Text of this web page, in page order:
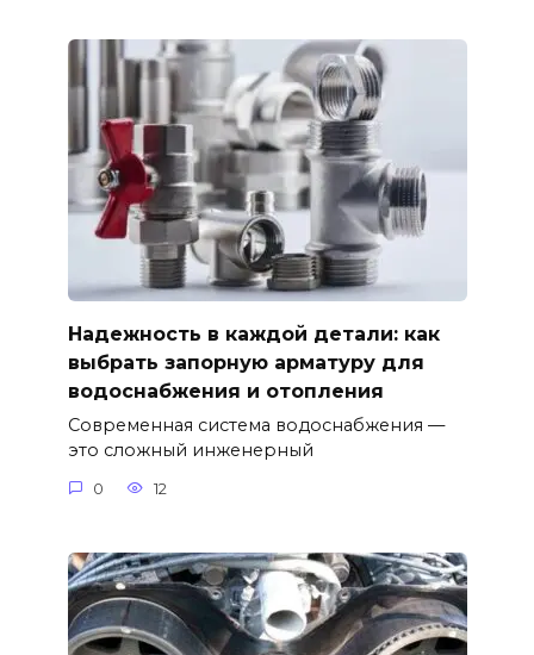
Надежность в каждой детали: как
выбрать запорную арматуру для
водоснабжения и отопления
Современная система водоснабжения —
это сложный инженерный
0 12